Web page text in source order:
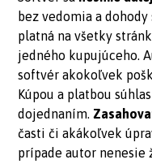
bez vedomia a
platná na všetky
jedného kupujúceho.
softvér akokoľvek
Kúpou a platbou
dojednaním.
časti či akákoľvek
prípade autor nenesie